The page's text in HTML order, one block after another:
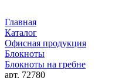
Главная
Каталог
Офисная продукция
Блокноты
Блокноты на гребне
арт. 72780